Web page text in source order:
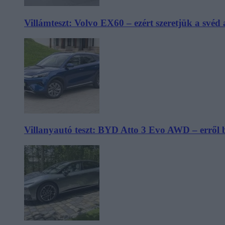
Villámteszt: Volvo EX60 – ezért szeretjük a svéd
Villanyautó teszt: BYD Atto 3 Evo AWD – erről